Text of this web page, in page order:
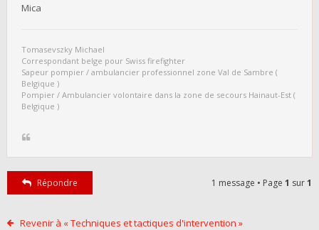
Mica
Tomasevszky Michael
Correspondant belge pour Swiss firefighter
Sapeur pompier / ambulancier professionnel zone Val de Sambre (
Belgique )
Pompier / Ambulancier volontaire dans la zone de secours Hainaut-Est (
Belgique )
Répondre 1 message • Page 1 sur1
Revenir à « Techniques et tactiques d'intervention »